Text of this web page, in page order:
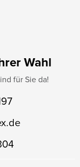
Wahl
für Sie da!